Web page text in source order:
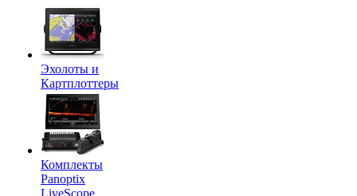
Эхолоты и
Картплоттеры
Комплекты
Panoptix
LiveScope